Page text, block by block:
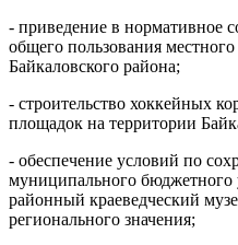
- приведение в нормативное
общего пользования
Байкаловского района;
- строительство хоккейных
площадок на территории
- обеспечение условий по
муниципального бюджетного
районный краеведческий
регионального значения;